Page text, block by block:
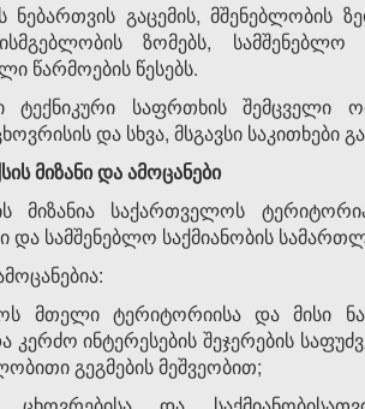
ნებართვის გაცემის,
ზომებს,
წარმოების წესებს.
ტექნიკური საფრთხის შემცველი
და სხვა, მსგავსი
მიზანიდაამოცანები
მიზანია საქართველოს
და სამშენებლო საქმიანობის
მთელი ტერიტორიისა და მისი
კერძო ინტერესების შეჯერების
გეგმების მეშვეობით;